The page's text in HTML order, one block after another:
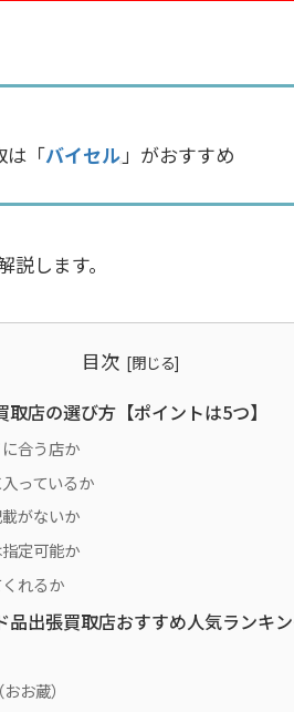
は「バイセル 」がおすすめ
します。
目次
店の選び方【ポイントは5つ】
合う店か
っているか
がないか
定可能か
れるか
品出張買取店おすすめ人気ランキン
お蔵）